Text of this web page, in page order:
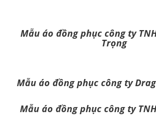
Mẫu áo đồng phục công ty
Trọng
Mẫu áo đồng phục công ty
Mẫu áo đồng phục công ty